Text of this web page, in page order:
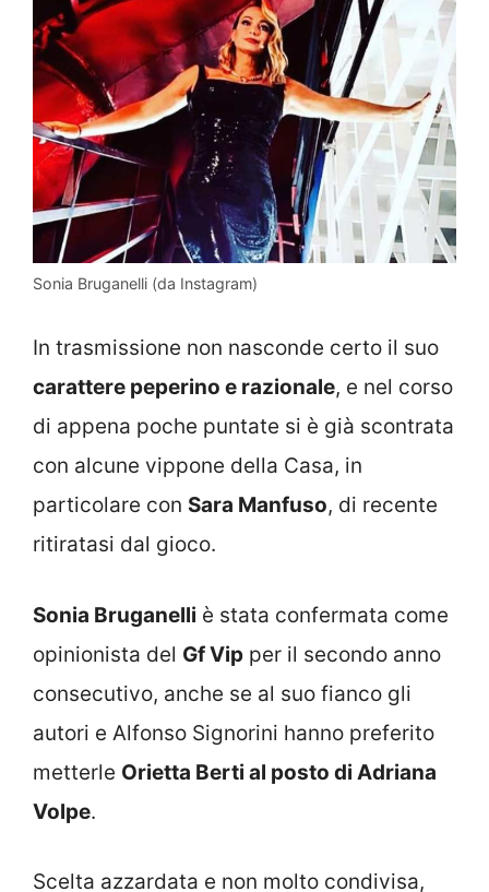
Sonia Bruganelli (da Instagram)
In trasmissione non nasconde certo il suo
carattere peperino e razionale, e nel corso
di appena poche puntate si è già scontrata
con alcune vippone della Casa, in
particolare con Sara Manfuso, di recente
ritiratasi dal gioco.
Sonia Bruganelli è stata confermata come
opinionista del Gf Vip per il secondo anno
consecutivo, anche se al suo fianco gli
autori e Alfonso Signorini hanno preferito
metterle Orietta Berti al posto di Adriana
Volpe.
Scelta azzardata e non molto condivisa,